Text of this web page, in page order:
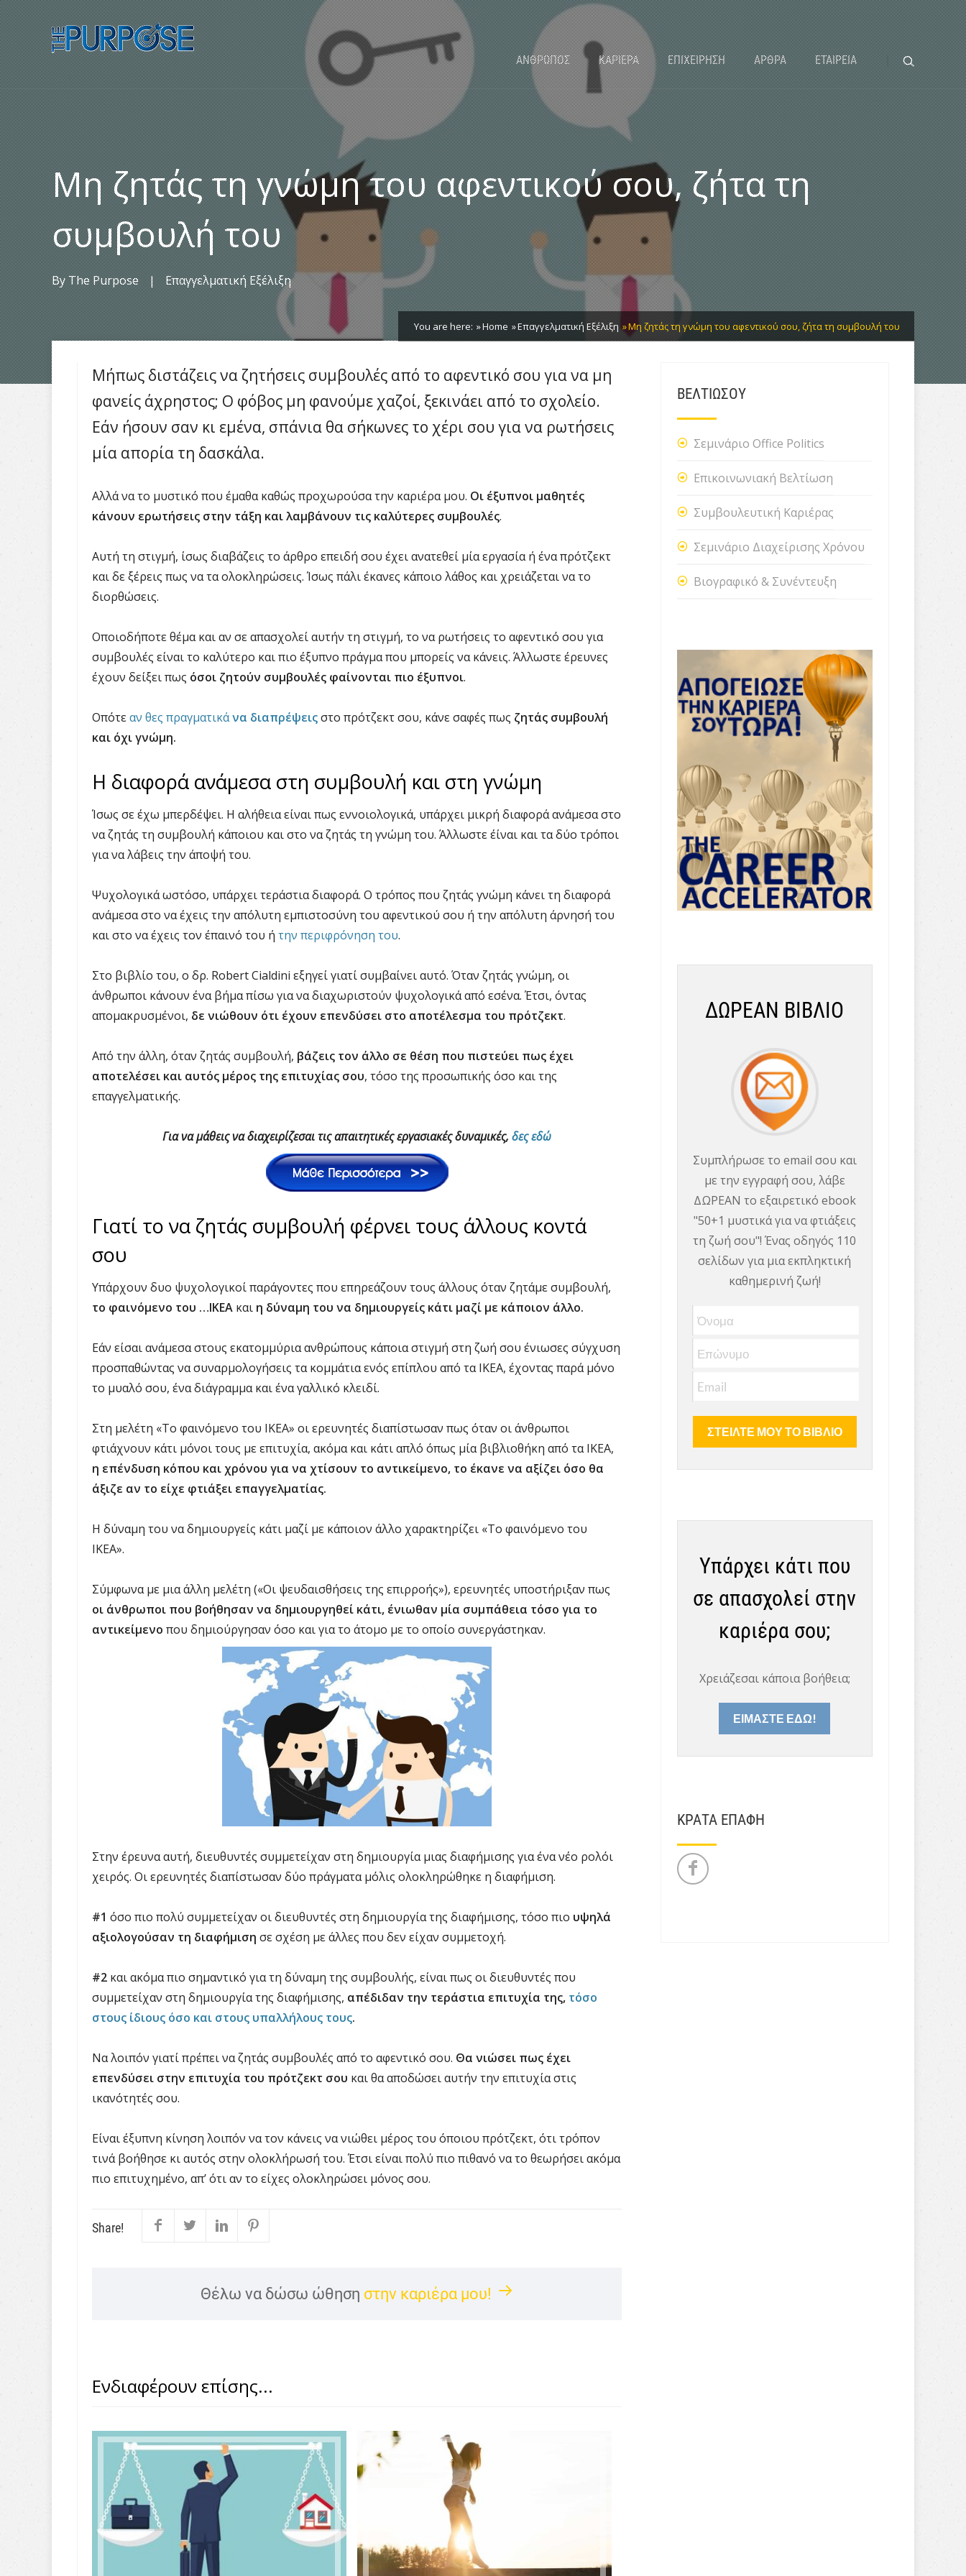
ΑΝΘΡΩΠΟΣ ΚΑΡΙΕΡΑ ΕΠΙΧΕΙΡΗΣΗ ΑΡΘΡΑ ΕΤΑΙΡΕΙΑ
Μη ζητάς τη γνώμη του αφεντικού σου, ζήτα τη
συμβουλή του
ByThe Purpose | Επαγγελματική Εξέλιξη
You are here: Home Επαγγελματική Εξέλιξη Μη ζητάς τη γνώμη του αφεντικού σου, ζήτα τη συμβουλή του
Μήπως διστάζεις να ζητήσεις συμβουλές από το αφεντικό σου για να μη
φανείς άχρηστος; Ο φόβος μη φανούμε χαζοί, ξεκινάει από το σχολείο.
Εάν ήσουν σαν κι εμένα, σπάνια θα σήκωνες το χέρι σου για να ρωτήσεις
μία απορία τη δασκάλα.
Αλλά να το μυστικό που έμαθα καθώς προχωρούσα την καριέρα μου. Οι έξυπνοι μαθητές
κάνουν ερωτήσεις στην τάξη και λαμβάνουν τις καλύτερες συμβουλές.
Αυτή τη στιγμή, ίσως διαβάζεις το άρθρο επειδή σου έχει ανατεθεί μία εργασία ή ένα πρότζεκτ
και δε ξέρεις πως να τα ολοκληρώσεις. Ίσως πάλι έκανες κάποιο λάθος και χρειάζεται να το
διορθώσεις.
Οποιοδήποτε θέμα και αν σε απασχολεί αυτήν τη στιγμή, το να ρωτήσεις το αφεντικό σου για
συμβουλές είναι το καλύτερο και πιο έξυπνο πράγμα που μπορείς να κάνεις. Άλλωστε έρευνες
έχουν δείξει πως όσοι ζητούν συμβουλές φαίνονται πιο έξυπνοι.
Οπότεαν θες πραγματικάνα διαπρέψειςστο πρότζεκτ σου, κάνε σαφές πως ζητάς συμβουλή
και όχι γνώμη.
Η διαφορά ανάμεσα στη συμβουλή και στη γνώμη
Ίσως σε έχω μπερδέψει. Η αλήθεια είναι πως εννοιολογικά, υπάρχει μικρή διαφορά ανάμεσα στο
να ζητάς τη συμβουλή κάποιου και στο να ζητάς τη γνώμη του. Άλλωστε έίναι και τα δύο τρόποι
για να λάβεις την άποψή του.
Ψυχολογικά ωστόσο, υπάρχει τεράστια διαφορά. Ο τρόπος που ζητάς γνώμη κάνει τη διαφορά
ανάμεσα στο να έχεις την απόλυτη εμπιστοσύνη του αφεντικού σου ή την απόλυτη άρνησή του
και στο να έχεις τον έπαινό του ή την περιφρόνηση του.
Στο βιβλίο του, ο δρ. Robert Cialdini εξηγεί γιατί συμβαίνει αυτό. Όταν ζητάς γνώμη, οι
άνθρωποι κάνουν ένα βήμα πίσω για να διαχωριστούν ψυχολογικά από εσένα. Έτσι, όντας
απομακρυσμένοι, δε νιώθουν ότι έχουν επενδύσει στο αποτέλεσμα του πρότζεκτ.
Από την άλλη, όταν ζητάς συμβουλή, βάζεις τον άλλο σε θέση που πιστεύει πως έχει
αποτελέσει και αυτός μέρος της επιτυχίας σου, τόσο της προσωπικής όσο και της
επαγγελματικής.
Για να μάθεις να διαχειρίζεσαι τις απαιτητικές εργασιακές δυναμικές,δες εδώ
Γιατί το να ζητάς συμβουλή φέρνει τους άλλους κοντά
σου
Υπάρχουν δυο ψυχολογικοί παράγοντες που επηρεάζουν τους άλλους όταν ζητάμε συμβουλή,
το φαινόμενο του …ΙΚΕΑ και η δύναμη του να δημιουργείς κάτι μαζί με κάποιον άλλο.
Εάν είσαι ανάμεσα στους εκατομμύρια ανθρώπους κάποια στιγμή στη ζωή σου ένιωσες σύγχυση
προσπαθώντας να συναρμολογήσεις τα κομμάτια ενός επίπλου από τα ΙΚΕΑ, έχοντας παρά μόνο
το μυαλό σου, ένα διάγραμμα και ένα γαλλικό κλειδί.
Στη μελέτη «Το φαινόμενο του ΙΚΕΑ» οι ερευνητές διαπίστωσαν πως όταν οι άνθρωποι
φτιάχνουν κάτι μόνοι τους με επιτυχία, ακόμα και κάτι απλό όπως μία βιβλιοθήκη από τα ΙΚΕΑ,
η επένδυση κόπου και χρόνου για να χτίσουν το αντικείμενο, το έκανε να αξίζει όσο θα
άξιζε αν το είχε φτιάξει επαγγελματίας.
Η δύναμη του να δημιουργείς κάτι μαζί με κάποιον άλλο χαρακτηρίζει «Το φαινόμενο του
ΙΚΕΑ».
Σύμφωνα με μια άλλη μελέτη («Οι ψευδαισθήσεις της επιρροής»), ερευνητές υποστήριξαν πως
οι άνθρωποι που βοήθησαν να δημιουργηθεί κάτι, ένιωθαν μία συμπάθεια τόσο για το
αντικείμενο που δημιούργησαν όσο και για το άτομο με το οποίο συνεργάστηκαν.
Στην έρευνα αυτή, διευθυντές συμμετείχαν στη δημιουργία μιας διαφήμισης για ένα νέο ρολόι
χειρός. Οι ερευνητές διαπίστωσαν δύο πράγματα μόλις ολοκληρώθηκε η διαφήμιση.
#1 όσο πιο πολύ συμμετείχαν οι διευθυντές στη δημιουργία της διαφήμισης, τόσο πιο υψηλά
αξιολογούσαν τη διαφήμιση σε σχέση με άλλες που δεν είχαν συμμετοχή.
#2 και ακόμα πιο σημαντικό για τη δύναμη της συμβουλής, είναι πως οι διευθυντές που
συμμετείχαν στη δημιουργία της διαφήμισης, απέδιδαν την τεράστια επιτυχία της, τόσο
στους ίδιους όσο και στους υπαλλήλους τους.
Να λοιπόν γιατί πρέπει να ζητάς συμβουλές από το αφεντικό σου. Θα νιώσει πως έχει
επενδύσει στην επιτυχία του πρότζεκτ σου και θα αποδώσει αυτήν την επιτυχία στις
ικανότητές σου.
Είναι έξυπνη κίνηση λοιπόν να τον κάνεις να νιώθει μέρος του όποιου πρότζεκτ, ότι τρόπον
τινά βοήθησε κι αυτός στην ολοκλήρωσή του. Έτσι είναι πολύ πιο πιθανό να το θεωρήσει ακόμα
πιο επιτυχημένο, απ’ ότι αν το είχες ολοκληρώσει μόνος σου.
Share!
Θέλω να δώσω ώθηση στην καριέρα μου!
Ενδιαφέρουν επίσης...
ΒΕΛΤΙΩΣΟΥ
Σεμινάριο Office Politics
Επικοινωνιακή Βελτίωση
Συμβουλευτική Καριέρας
Σεμινάριο Διαχείρισης Χρόνου
Βιογραφικό & Συνέντευξη
ΔΩΡΕΑΝ ΒΙΒΛΙΟ
Συμπλήρωσε το email σου και
με την εγγραφή σου, λάβε
ΔΩΡΕΑΝ το εξαιρετικό ebook
"50+1 μυστικά για να φτιάξεις
τη ζωή σου"! Ένας οδηγός 110
σελίδων για μια εκπληκτική
καθημερινή ζωή!
Υπάρχει κάτι που
σε απασχολεί στην
καριέρα σου;
Χρειάζεσαι κάποια βοήθεια;
ΕΙΜΑΣΤΕ ΕΔΩ!
ΚΡΑΤΑ ΕΠΑΦΗ